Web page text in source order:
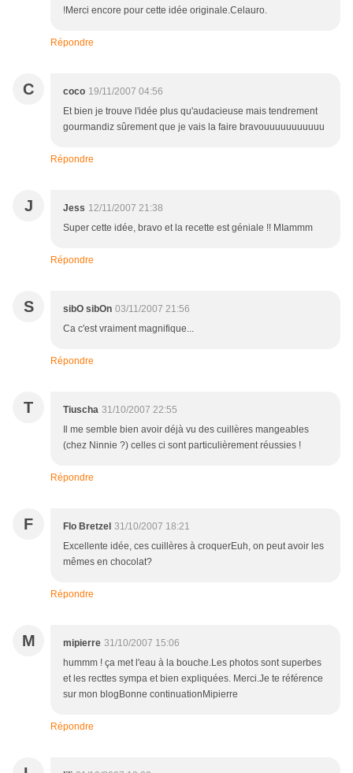
!Merci encore pour cette idée originale.Celauro.
Répondre
C coco 19/11/2007 04:56
Et bien je trouve l'idée plus qu'audacieuse mais tendrement
gourmandiz sûrement que je vais la faire bravouuuuuuuuuuu
Répondre
J Jess 12/11/2007 21:38
Super cette idée, bravo et la recette est géniale !! MIammm
Répondre
S sibO sibOn 03/11/2007 21:56
Ca c'est vraiment magnifique...
Répondre
T Tiuscha 31/10/2007 22:55
Il me semble bien avoir déjà vu des cuillères mangeables
(chez Ninnie ?) celles ci sont particulièrement réussies !
Répondre
F Flo Bretzel 31/10/2007 18:21
Excellente idée, ces cuillères à croquerEuh, on peut avoir les
mêmes en chocolat?
Répondre
M mipierre 31/10/2007 15:06
hummm ! ça met l'eau à la bouche.Les photos sont superbes
et les recttes sympa et bien expliquées. Merci.Je te référence
sur mon blogBonne continuationMipierre
Répondre